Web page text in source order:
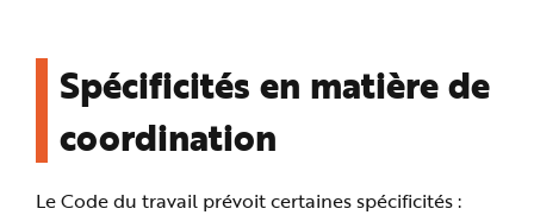
Spécificités en matière de
coordination
Le Code du travail prévoit certaines spécificités :